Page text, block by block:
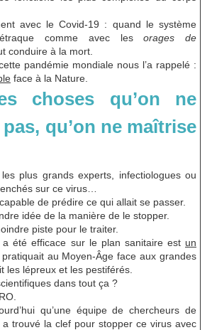
avec le Covid-19 : quand le système
comme avec lesorages de
conduire à la mort.
pandémie mondiale nous l’a rappelé :
face à la Nature.
choses qu’on ne
qu’on ne maîtrise
plus grands experts, infectiologues ou
sur ce virus…
de prédire ce qui allait se passer.
idée de la manière de le stopper.
piste pour le traiter.
été efficace sur le plan sanitaire est un
pratiquait au Moyen-Âge face aux grandes
les lépreux et les pestiférés.
dans tout ça ?
qu’une équipe de chercheurs de
a trouvé la clef pour stopper ce virus avec